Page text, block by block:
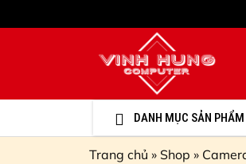
dung
DANH MỤC SẢN PHẨM
Trang chủ » Shop »